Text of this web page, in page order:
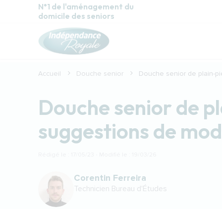
Aller au contenu principal
N°1 de l'aménagement du
domicile des seniors
Accueil Douche senior Douche senior de plain-
Douche senior de
suggestions de
Corentin Ferreira
Technicien Bureau d'Études